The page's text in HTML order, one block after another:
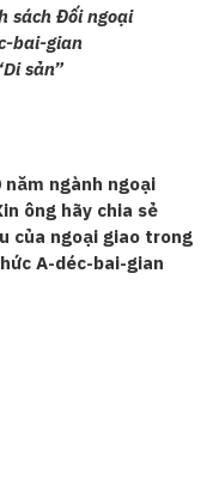
sách Đối ngoại
bai-gian
sản”
ngành ngoại
ông hãy chia sẻ
của ngoại giao trong
A-déc-bai-gian